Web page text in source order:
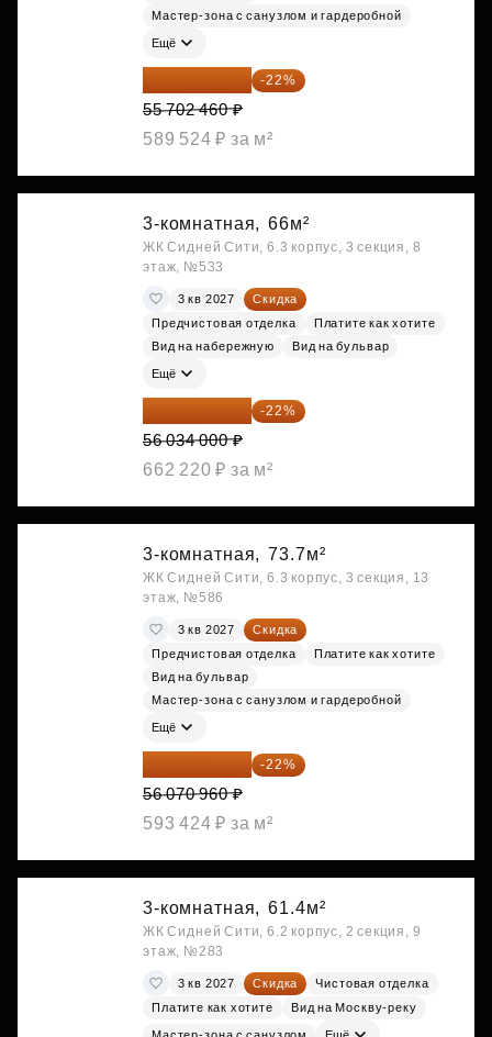
Мастер-зона с санузлом и гардеробной
Ещё
43 447 919 ₽ -22%
55 702 460 ₽
589 524 ₽ за м²
3-комнатная, 66м²
ЖК Сидней Сити, 6.3 корпус, 3 секция, 8
этаж, №533
3 кв 2027
Скидка
Предчистовая отделка
Платите как хотите
Вид на набережную
Вид на бульвар
Ещё
43 706 520 ₽ -22%
56 034 000 ₽
662 220 ₽ за м²
3-комнатная, 73.7м²
ЖК Сидней Сити, 6.3 корпус, 3 секция, 13
этаж, №586
3 кв 2027
Скидка
Предчистовая отделка
Платите как хотите
Вид на бульвар
Мастер-зона с санузлом и гардеробной
Ещё
43 735 349 ₽ -22%
56 070 960 ₽
593 424 ₽ за м²
3-комнатная, 61.4м²
ЖК Сидней Сити, 6.2 корпус, 2 секция, 9
этаж, №283
3 кв 2027 Скидка
Чистовая отделка
Платите как хотите
Вид на Москву-реку
Мастер-зона с санузлом Ещё